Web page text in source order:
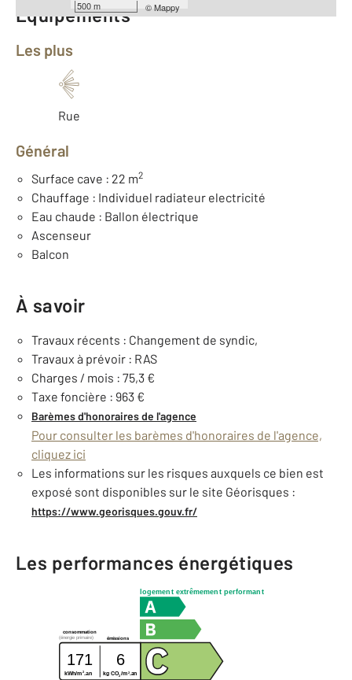
500 m ©Mappy
Équipements
Les plus
Rue
Général
Surface cave : 22 m2
Chauffage : Individuel radiateur electricité
Eau chaude : Ballon électrique
Ascenseur
Balcon
À savoir
Travaux récents : Changement de syndic,
Travaux à prévoir : RAS
Charges / mois : 75,3 €
Taxe foncière : 963 €
Barèmes d'honoraires de l'agence
Pour consulter les barèmes d'honoraires de l'agence,
cliquez ici
Les informations sur les risques auxquels ce bien est
exposé sont disponibles sur le site Géorisques :
https://www.georisques.gouv.fr/
Les performances énergétiques
logement extrêmement performant
consommation
émissions
(énergie primaire)
171 6
kWh/m 2 .an kg CO2/m2.an